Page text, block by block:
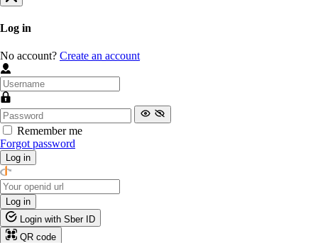
Log in
No account? Create an account
Remember me
Forgot password
Log in
Log in
Login with Sber ID
QR code